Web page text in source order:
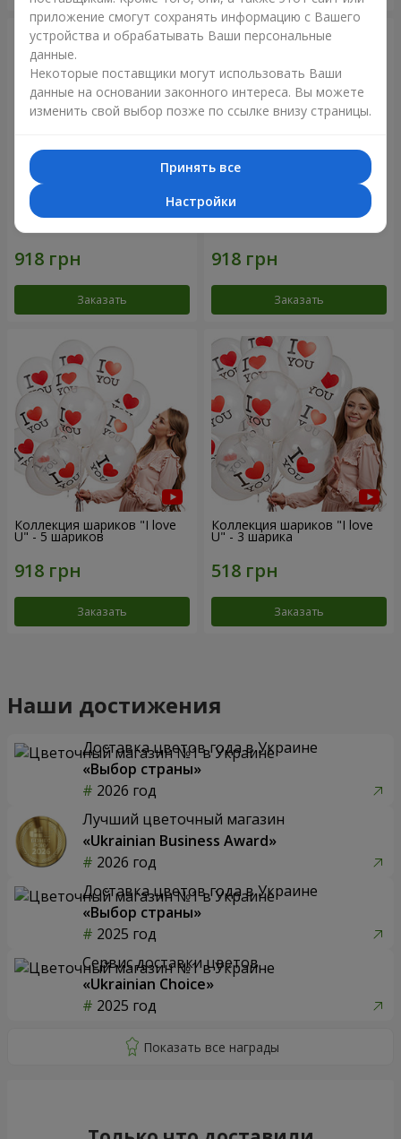
Коллекция шариков
"Смайлики" - 5 шариков
Заказать
Коллекция шариков
Заказать
Коллекция шариков "I love
U" - 5 шариков
Заказать
Коллекция шариков "I love
U" - 3 шарика
Заказать
Наши достижения
Доставка цветов года в Украине
«Выбор страны»
2026 год
Лучший цветочный магазин
«Ukrainian Business Award»
2026 год
Доставка цветов года в Украине
«Выбор страны»
2025 год
Сервис доставки цветов
«Ukrainian Choice»
2025 год
приложение смогут сохранять информацию с Вашего
устройства и обрабатывать Ваши персональные
данные.
Некоторые поставщики могут использовать Ваши
данные на основании законного интереса. Вы можете
изменить свой выбор позже по ссылке внизу страницы.
Принять все
Настройки